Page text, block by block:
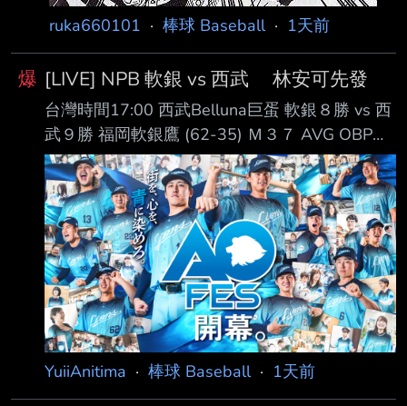
ruka660101 · 棒球 Baseball· 1天前
爆 [LIVE] NPB 軟銀 vs 西武 林安可先發
台灣時間17:00 西武Belluna巨蛋 軟銀８勝 vs 西
武９勝 福岡軟銀鷹 (62-35) Ｍ３７ AVG OBP
SLG OPS HR RBI PA １. 正木智也 (R) 1B .282
.382 .519 .900 16 40 283 ２. 周東佑京 (L) CF
.278 .348 .351 .699 1 26 395 ３. 近藤健介 (L)
LF .310 .425 .588 1.013 23 82 409 ４. 栗原陵
矢 (L) 3B .253 .342 .552 .894 30 78
YuiiAnitima · 棒球 Baseball· 1天前